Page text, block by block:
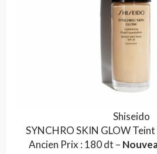
Shiseido
SYNCHRO SKIN GLOW
Ancien Prix : 180 dt –